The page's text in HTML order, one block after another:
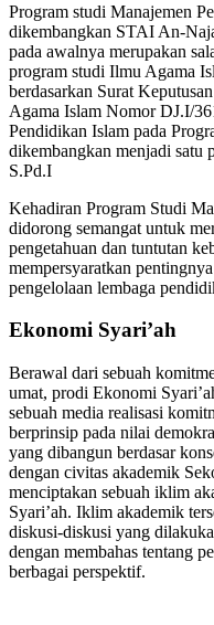
Program studi Manajemen
dikembangkan STAI An-
pada awalnya merupakan
program studi Ilmu Agama
berdasarkan Surat
Agama Islam Nomor DJ.I/
Pendidikan Islam pada
dikembangkan menjadi satu
S.Pd.I
Kehadiran Program Studi
didorong semangat untuk
pengetahuan dan tuntutan
mempersyaratkan
pengelolaan lembaga
Ekonomi Syari’ah
Berawal dari sebuah
umat, prodi Ekonomi
sebuah media realisasi
berprinsip pada nilai
yang dibangun berdasar
dengan civitas akademik
menciptakan sebuah iklim
Syari’ah. Iklim akademik
diskusi-diskusi yang
dengan membahas tentang
berbagai perspektif.